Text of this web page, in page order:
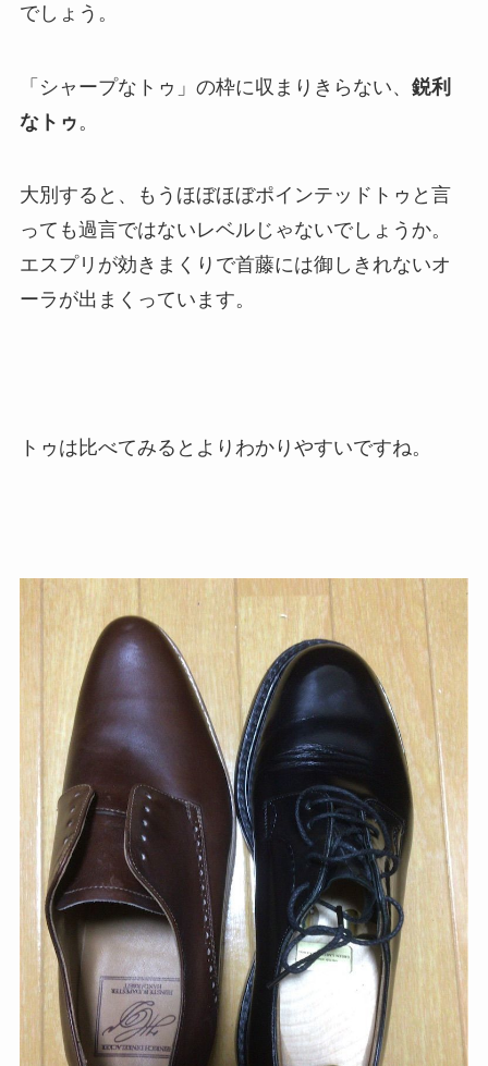
でしょう。
「シャープなトゥ」の枠に収まりきらない、 鋭利
なトゥ 。
大別すると、もうほぼほぼポインテッドトゥと言
っても過言ではないレベルじゃないでしょうか。
エスプリが効きまくりで首藤には御しきれないオ
ーラが出まくっています。
トゥは比べてみるとよりわかりやすいですね。